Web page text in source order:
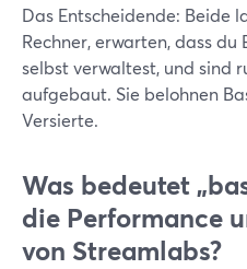
Das Entscheidende: Beide
Rechner, erwarten, dass
selbst verwaltest, und sind
aufgebaut. Sie belohnen
Versierte.
Was bedeutet
die Performance
von Streamlabs?